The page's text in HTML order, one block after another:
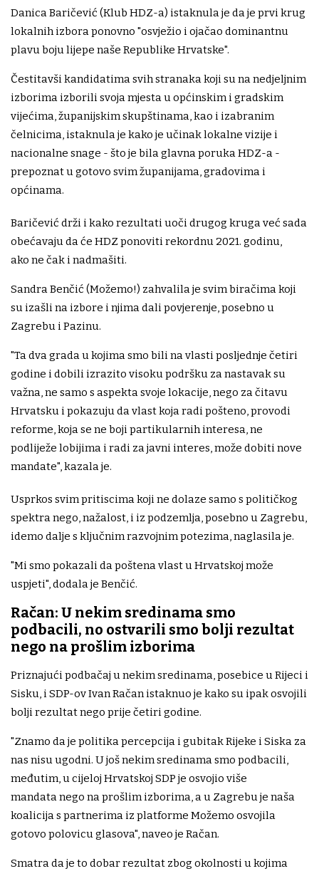
Danica Baričević (Klub HDZ-a) istaknula je da je prvi krug
lokalnih izbora ponovno "osvježio i ojačao dominantnu
plavu boju lijepe naše Republike Hrvatske".
Čestitavši kandidatima svih stranaka koji su na nedjeljnim
izborima izborili svoja mjesta u općinskim i gradskim
vijećima, županijskim skupštinama, kao i izabranim
čelnicima, istaknula je kako je učinak lokalne vizije i
nacionalne snage - što je bila glavna poruka HDZ-a -
prepoznat u gotovo svim županijama, gradovima i
općinama.
Baričević drži i kako rezultati uoči drugog kruga već sada
obećavaju da će HDZ ponoviti rekordnu 2021. godinu,
ako ne čak i nadmašiti.
Sandra Benčić (Možemo!) zahvalila je svim biračima koji
su izašli na izbore i njima dali povjerenje, posebno u
Zagrebu i Pazinu.
"Ta dva grada u kojima smo bili na vlasti posljednje četiri
godine i dobili izrazito visoku podršku za nastavak su
važna, ne samo s aspekta svoje lokacije, nego za čitavu
Hrvatsku i pokazuju da vlast koja radi pošteno, provodi
reforme, koja se ne boji partikularnih interesa, ne
podliježe lobijima i radi za javni interes, može dobiti nove
mandate", kazala je.
Usprkos svim pritiscima koji ne dolaze samo s političkog
spektra nego, nažalost, i iz podzemlja, posebno u Zagrebu,
idemo dalje s ključnim razvojnim potezima, naglasila je.
"Mi smo pokazali da poštena vlast u Hrvatskoj može
uspjeti", dodala je Benčić.
Račan: U nekim sredinama smo
podbacili, no ostvarili smo bolji rezultat
nego na prošlim izborima
Priznajući podbačaj u nekim sredinama, posebice u Rijeci i
Sisku, i SDP-ov Ivan Račan istaknuo je kako su ipak osvojili
bolji rezultat nego prije četiri godine.
"Znamo da je politika percepcija i gubitak Rijeke i Siska za
nas nisu ugodni. U još nekim sredinama smo podbacili,
međutim, u cijeloj Hrvatskoj SDP je osvojio više
mandata nego na prošlim izborima, a u Zagrebu je naša
koalicija s partnerima iz platforme Možemo osvojila
gotovo polovicu glasova", naveo je Račan.
Smatra da je to dobar rezultat zbog okolnosti u kojima